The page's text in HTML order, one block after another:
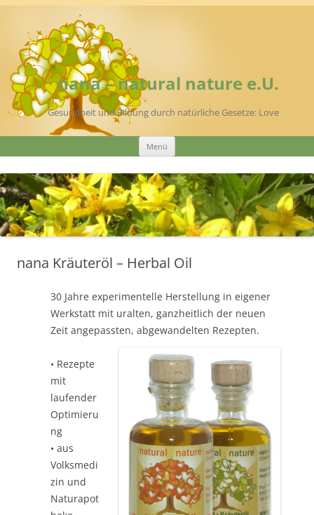
Zum
springen
nana – natural nature e.U.
Gesundheit und Bildung durch natürliche Gesetze: Love
Menü
nana Kräuteröl – Herbal Oil
30 Jahre experimentelle Herstellung in eigener
Werkstatt mit uralten, ganzheitlich der neuen
Zeit angepassten, abgewandelten Rezepten.
• Rezepte
mit
laufender
Optimieru
ng
• aus
Volksmedi
zin und
Naturapot